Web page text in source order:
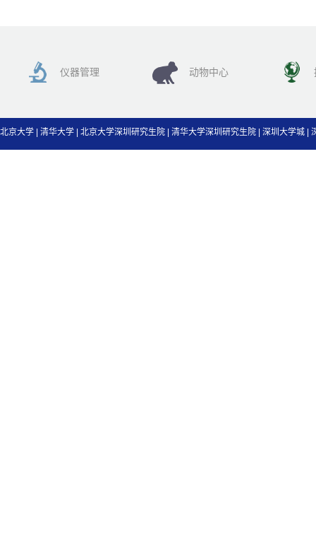
仪器管理 动物中心
北京大学 清华大学 北京大学深圳研究生院 清华大学深圳研究生院 深圳大学城